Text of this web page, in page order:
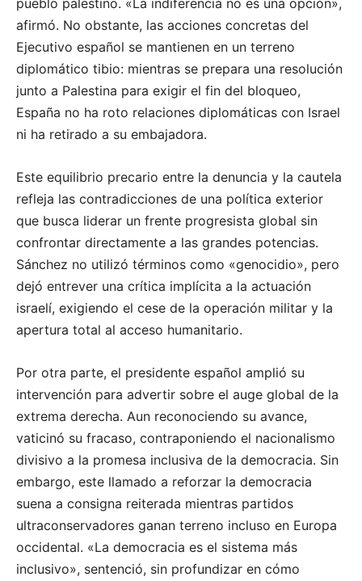
afirmó. No obstante, las acciones concretas del
Ejecutivo español se mantienen en un terreno
diplomático tibio: mientras se prepara una resolución
junto a Palestina para exigir el fin del bloqueo,
España no ha roto relaciones diplomáticas con Israel
ni ha retirado a su embajadora.
Este equilibrio precario entre la denuncia y la cautela
refleja las contradicciones de una política exterior
que busca liderar un frente progresista global sin
confrontar directamente a las grandes potencias.
Sánchez no utilizó términos como «genocidio», pero
dejó entrever una crítica implícita a la actuación
israelí, exigiendo el cese de la operación militar y la
apertura total al acceso humanitario.
Por otra parte, el presidente español amplió su
intervención para advertir sobre el auge global de la
extrema derecha. Aun reconociendo su avance,
vaticinó su fracaso, contraponiendo el nacionalismo
divisivo a la promesa inclusiva de la democracia. Sin
embargo, este llamado a reforzar la democracia
suena a consigna reiterada mientras partidos
ultraconservadores ganan terreno incluso en Europa
occidental. «La democracia es el sistema más
inclusivo», sentenció, sin profundizar en cómo